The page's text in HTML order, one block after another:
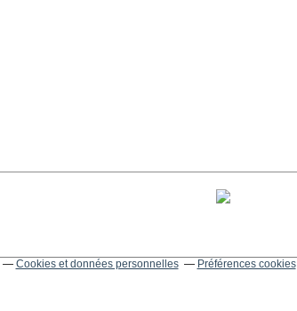
Cookies et données personnelles Préférences cookies